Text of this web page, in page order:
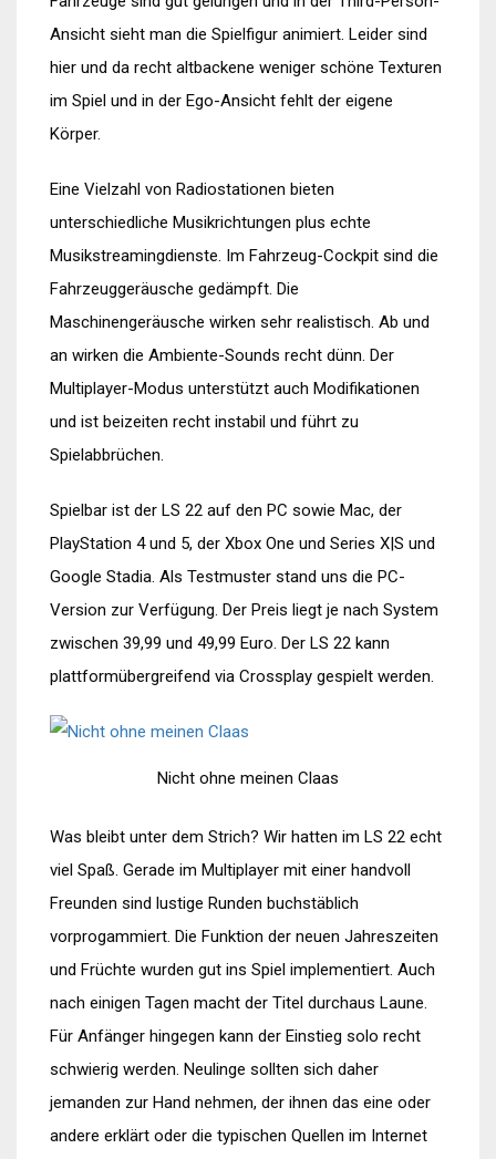
Ansicht sieht man die Spielfigur animiert. Leider sind
hier und da recht altbackene weniger schöne Texturen
im Spiel und in der Ego-Ansicht fehlt der eigene
Körper.
Eine Vielzahl von Radiostationen bieten
unterschiedliche Musikrichtungen plus echte
Musikstreamingdienste. Im Fahrzeug-Cockpit sind die
Fahrzeuggeräusche gedämpft. Die
Maschinengeräusche wirken sehr realistisch. Ab und
an wirken die Ambiente-Sounds recht dünn. Der
Multiplayer-Modus unterstützt auch Modifikationen
und ist beizeiten recht instabil und führt zu
Spielabbrüchen.
Spielbar ist der LS 22 auf den PC sowie Mac, der
PlayStation 4 und 5, der Xbox One und Series X|S und
Google Stadia. Als Testmuster stand uns die PC-
Version zur Verfügung. Der Preis liegt je nach System
zwischen 39,99 und 49,99 Euro. Der LS 22 kann
plattformübergreifend via Crossplay gespielt werden.
Nicht ohne meinen Claas
Was bleibt unter dem Strich? Wir hatten im LS 22 echt
viel Spaß. Gerade im Multiplayer mit einer handvoll
Freunden sind lustige Runden buchstäblich
vorprogammiert. Die Funktion der neuen Jahreszeiten
und Früchte wurden gut ins Spiel implementiert. Auch
nach einigen Tagen macht der Titel durchaus Laune.
Für Anfänger hingegen kann der Einstieg solo recht
schwierig werden. Neulinge sollten sich daher
jemanden zur Hand nehmen, der ihnen das eine oder
andere erklärt oder die typischen Quellen im Internet